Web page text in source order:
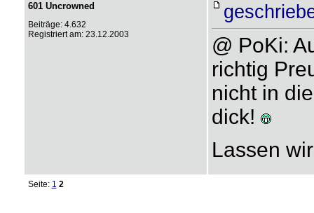
601 Uncrowned
Beiträge: 4.632
Registriert am: 23.12.2003
@ PoKi:
richtig
nicht in
dick!
Lassen
Seite: 1 2